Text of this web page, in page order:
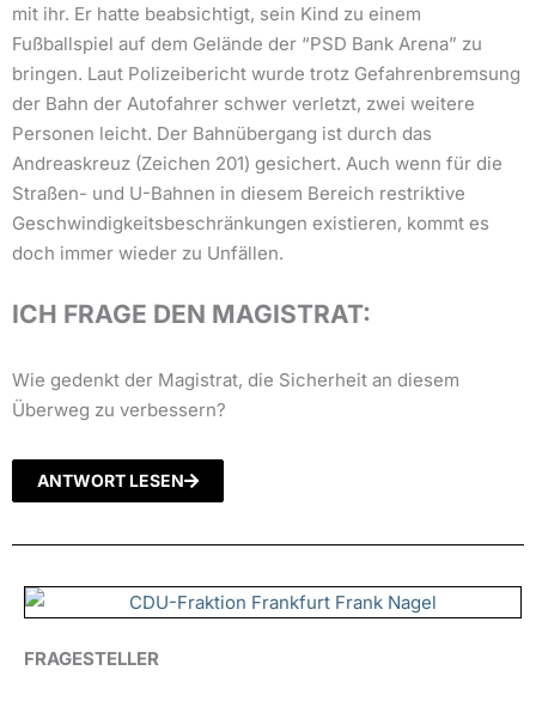
mit ihr. Er hatte beabsichtigt, sein Kind zu einem
Fußballspiel auf dem Gelände der “PSD Bank Arena” zu
bringen. Laut Polizeibericht wurde trotz Gefahrenbremsung
der Bahn der Autofahrer schwer verletzt, zwei weitere
Personen leicht. Der Bahnübergang ist durch das
Andreaskreuz (Zeichen 201) gesichert. Auch wenn für die
Straßen- und U-Bahnen in diesem Bereich restriktive
Geschwindigkeitsbeschränkungen existieren, kommt es
doch immer wieder zu Unfällen.
ICH FRAGE DEN MAGISTRAT:
Wie gedenkt der Magistrat, die Sicherheit an diesem
Überweg zu verbessern?
ANTWORT LESEN
FRAGESTELLER